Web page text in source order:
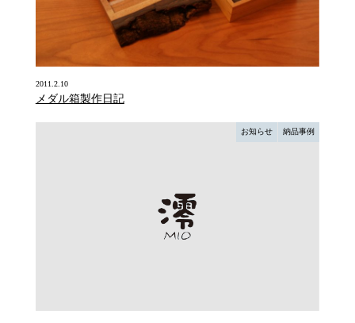
2011.2.10
メダル箱製作日記
お知らせ 納品事例